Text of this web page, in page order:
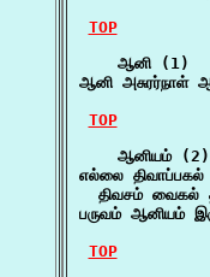
TOP
    ஆனி (1)
ஆனி
TOP
    ஆனியம் (2)
எல்லை
திவசம் வைகல்
பருவம் ஆனியம்
TOP